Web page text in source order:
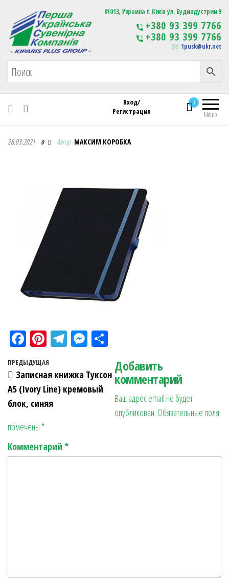
Первая Украинская Сувенирная Компания Изготовление
сувенирной продукции
с логотипом
01013, Украина г. Киев ул. Будиндустрии 9
+380 93 399 7766
+380 93 399 7766
1pusk@ukr.net
Меню
0
Вход/
Регистрация
Первая Украинская Сувенирная Компания
28.03.2021 0 Автор МАКСИМ КОРОБКА
Fa
ce
bo
ok
Pi
nt
er
es
t
Te
gr
a
M
se
n
ра
в
ит
ь
Навигация по записям
Предыдущая запись
ПРЕДЫДУЩАЯ
Записная книжка Туксон
А5 (Ivory Line) кремовый
блок, синяя
Добавить
комментарий
Ваш адрес email не будет
опубликован. Обязательные поля
помечены *
Комментарий *